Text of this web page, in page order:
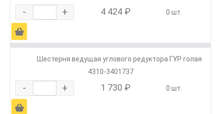
- + 4 424 ₽ 0 шт.
Ä
Шестерня ведущая углового редуктора ГУР голая
4310-3401737
- + 1 730 ₽ 0 шт.
Ä